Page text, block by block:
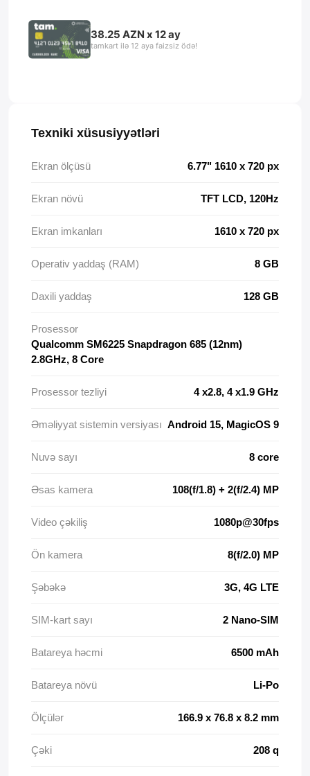
38.25 AZN x 12 ay
tamkart ilə 12 aya faizsiz ödə!
Texniki xüsusiyyətləri
Ekran ölçüsü 6.77" 1610 x 720 px
Ekran növü TFT LCD, 120Hz
Ekran imkanları 1610 x 720 px
Operativ yaddaş (RAM) 8 GB
Daxili yaddaş 128 GB
Prosessor
Qualcomm SM6225 Snapdragon 685 (12nm)
2.8GHz, 8 Core
Prosessor tezliyi 4 x2.8, 4 x1.9 GHz
Əməliyyat sistemin versiyası Android 15, MagicOS 9
Nuvə sayı 8 core
Əsas kamera 108(f/1.8) + 2(f/2.4) MP
Video çəkiliş 1080p@30fps
Ön kamera 8(f/2.0) MP
Şəbəkə 3G, 4G LTE
SIM-kart sayı 2 Nano-SIM
Batareya həcmi 6500 mAh
Batareya növü Li-Po
Ölçülər 166.9 x 76.8 x 8.2 mm
Çəki 208 q